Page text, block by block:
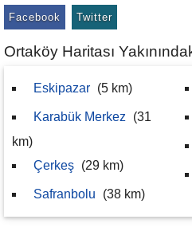
Facebook Twitter
Ortaköy Haritası
Eskipazar (5 km)
Karabük Merkez
(31
km)
Çerkeş (29 km)
Safranbolu (38 km)